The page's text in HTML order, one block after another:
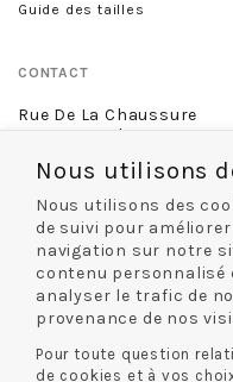
Guide des tailles
CONTACT
Rue De La Chaussure
46 rue Royale
02 38 68 60 13
NOS MODES DE LIVRAISON
Nous utilisons
Nous utilisons des
de suivi pour
navigation sur notre
contenu personnalisé
analyser le trafic de
provenance de nos
Pour toute question
de cookies et à vos